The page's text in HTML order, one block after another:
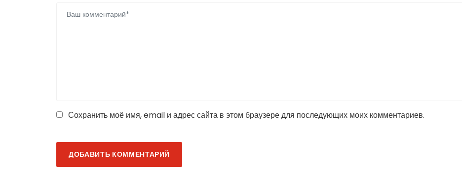
Сохранить моё имя, email и адрес сайта в этом браузере для последующих моих комментариев.
ДОБАВИТЬ КОММЕНТАРИЙ